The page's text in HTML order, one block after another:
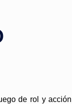
de rol y